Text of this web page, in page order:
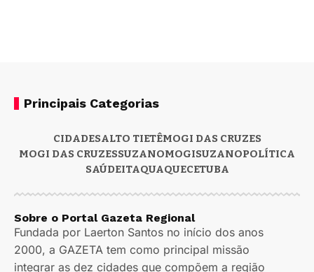
Principais Categorias
CIDADESALTO TIETÊMOGI DAS CRUZES
MOGI DAS CRUZESSUZANOMOGISUZANOPOLÍTICA
SAÚDEITAQUAQUECETUBA
Sobre o Portal Gazeta Regional
Fundada por Laerton Santos no início dos anos
2000, a GAZETA tem como principal missão
integrar as dez cidades que compõem a região